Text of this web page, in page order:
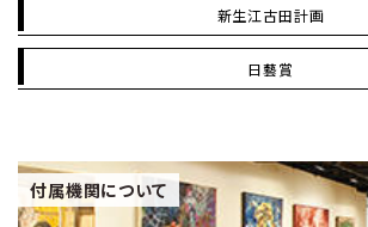
新生江古田計画
日藝賞
付属機関について